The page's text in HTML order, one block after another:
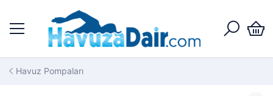
Havuz Pompaları